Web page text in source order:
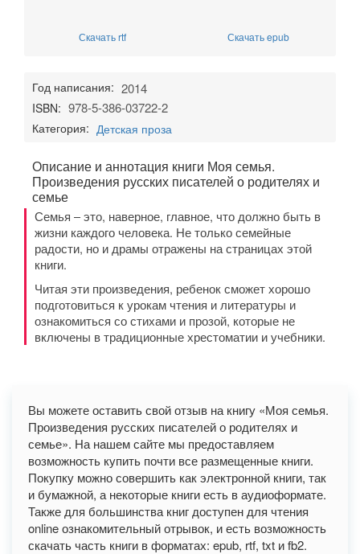
Скачать rtf Скачать epub
Год написания: 2014
ISBN: 978-5-386-03722-2
Категория: Детская проза
Описание и аннотация книги Моя семья.
Произведения русских писателей о родителях и
семье
Семья – это, наверное, главное, что должно быть в
жизни каждого человека. Не только семейные
радости, но и драмы отражены на страницах этой
книги.
Читая эти произведения, ребенок сможет хорошо
подготовиться к урокам чтения и литературы и
ознакомиться со стихами и прозой, которые не
включены в традиционные хрестоматии и учебники.
Вы можете оставить свой отзыв на книгу «Моя семья.
Произведения русских писателей о родителях и
семье». На нашем сайте мы предоставляем
возможность купить почти все размещенные книги.
Покупку можно совершить как электронной книги, так
и бумажной, а некоторые книги есть в аудиоформате.
Также для большинства книг доступен для чтения
online ознакомительный отрывок, и есть возможность
скачать часть книги в форматах: epub, rtf, txt и fb2.